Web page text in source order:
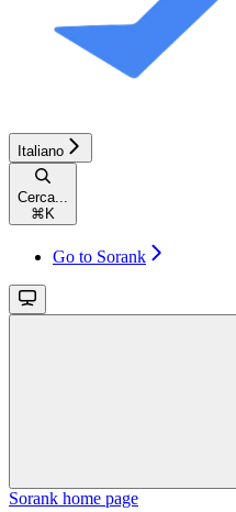
Italiano
Cerca...
⌘ K
Go to Sorank
Sorank home page